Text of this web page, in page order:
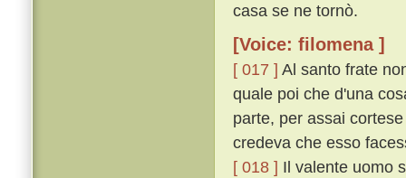
casa se ne tornò.
[Voice: filomena ]
[ 017 ] Al santo frate
quale poi che d'una
parte, per assai
credeva che esso
[ 018 ] Il valente uomo